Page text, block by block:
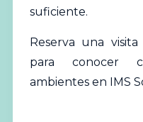
suficiente.
Reserva una
para conocer
ambientes en IMS